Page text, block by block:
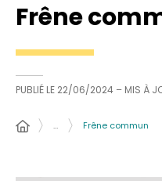
Frêne
PUBLIÉ LE 22/06/2024 – MIS À
… Frêne commun